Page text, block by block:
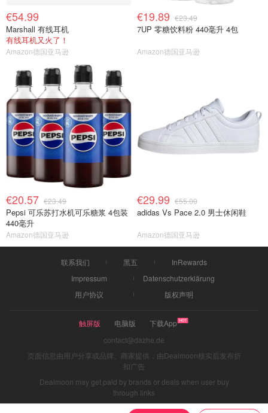
€54.99
Marshall 有线耳机
有线耳机又火了！
Amazon德国亚马逊
€19.89 €23.49
7UP 零糖饮料粉 440毫升 4包
Amazon德国亚马逊
€20.57 €23.49
Pepsi 可乐苏打水机可乐糖浆 4包装
440毫升
Amazon德国亚马逊
€29.99 €55.00
adidas Vs Pace 2.0 男士休闲鞋
Amazon德国亚马逊
联系我们 黑五
InRewards
Impressum
Datenschutzerklärung
用户协议
版权声明
触屏版 电脑版
下载App
contact@dazhe.de
页面信息由用户分享或品牌、商家提供，由Dealmoon核实后发布折
扣广告
Dealmoon may get paid by brands or deals when user buy
through links